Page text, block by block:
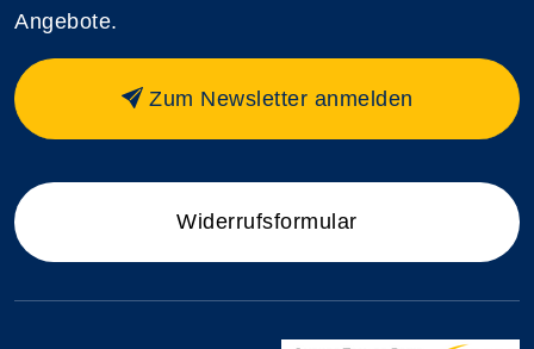
Angebote.
Zum Newsletter anmelden
Widerrufsformular